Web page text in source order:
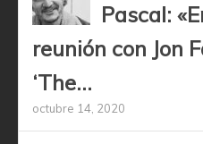
Pascal:
reunión con Jon
‘The...
octubre 14, 2020